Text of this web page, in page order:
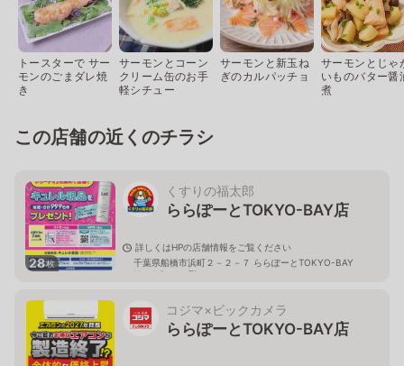
トースターで サー
モンのごまダレ焼
き
サーモンとコーン
クリーム缶のお手
軽シチュー
サーモンと新玉ね
ぎのカルパッチョ
サーモンとじゃ
いものバター醤
煮
この店舗の近くのチラシ
28枚
くすりの福太郎
ららぽーとTOKYO-BAY店
詳しくはHPの店舗情報をご覧ください
千葉県船橋市浜町２－２－７ ららぽーとTOKYO-BAY
NorthGate１階
コジマ×ビックカメラ
ららぽーとTOKYO-BAY店